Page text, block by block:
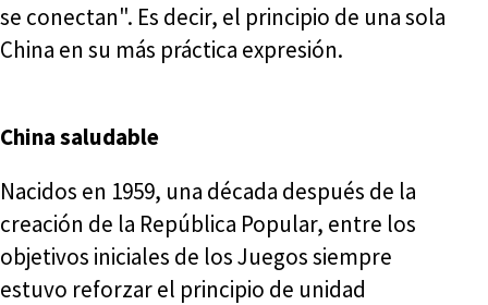
se conectan". Es decir, el principio de una sola
China en su más práctica expresión.
China saludable
Nacidos en 1959, una década después de la
creación de la República Popular, entre los
objetivos iniciales de los Juegos siempre
estuvo reforzar el principio de unidad